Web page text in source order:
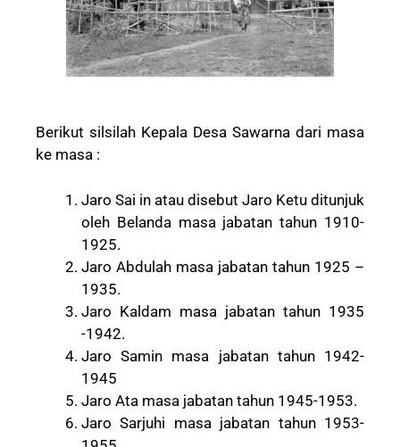
Berikut silsilah Kepala Desa Sawarna dari masa
ke masa :
Jaro Sai in atau disebut Jaro Ketu ditunjuk
oleh Belanda masa jabatan tahun 1910-
1925.
Jaro Abdulah masa jabatan tahun 1925 –
1935.
Jaro Kaldam masa jabatan tahun 1935
-1942.
Jaro Samin masa jabatan tahun 1942-
1945
Jaro Ata masa jabatan tahun 1945-1953.
Jaro Sarjuhi masa jabatan tahun 1953-